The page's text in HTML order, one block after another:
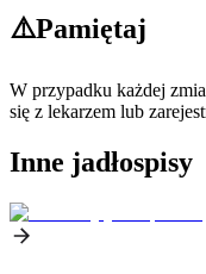
⚠️Pamiętaj
W przypadku każdej
się z lekarzem lub
Inne jadłospisy